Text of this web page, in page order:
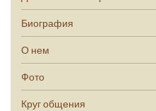
Биография
О нем
Фото
Круг общения